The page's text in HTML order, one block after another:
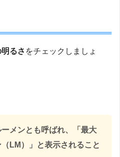
るさ をチェックしましょ
メンとも呼ばれ、「最大
LM）」と表示されること